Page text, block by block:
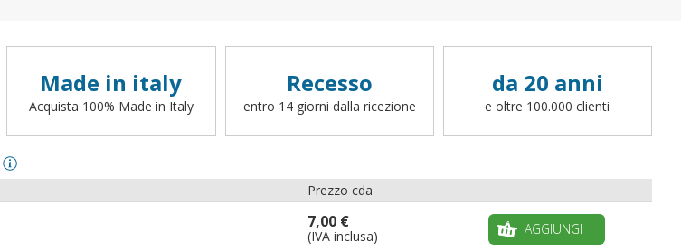
Made in italy
Acquista 100% Made in Italy
Recesso
entro 14 giorni dalla ricezione
da 20 anni
e oltre 100.000 clienti
Prezzo cda
7,00 €
(IVA inclusa) AGGIUNGI